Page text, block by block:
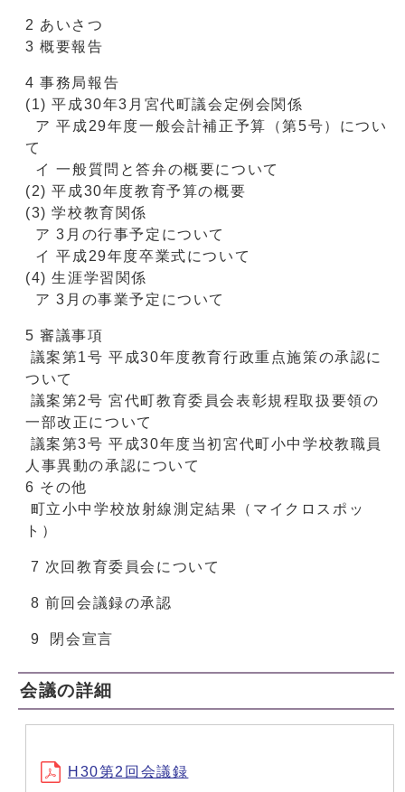
2 あいさつ
3 概要報告
4 事務局報告
(1) 平成30年3月宮代町議会定例会関係
ア 平成29年度一般会計補正予算（第5号）につい
て
イ 一般質問と答弁の概要について
(2) 平成30年度教育予算の概要
(3) 学校教育関係
ア 3月の行事予定について
イ 平成29年度卒業式について
(4) 生涯学習関係
ア 3月の事業予定について
5 審議事項
議案第1号 平成30年度教育行政重点施策の承認に
ついて
議案第2号 宮代町教育委員会表彰規程取扱要領の
一部改正について
議案第3号 平成30年度当初宮代町小中学校教職員
人事異動の承認について
6 その他
町立小中学校放射線測定結果（マイクロスポッ
ト）
7 次回教育委員会について
8 前回会議録の承認
9 閉会宣言
会議の詳細
H30第2回会議録